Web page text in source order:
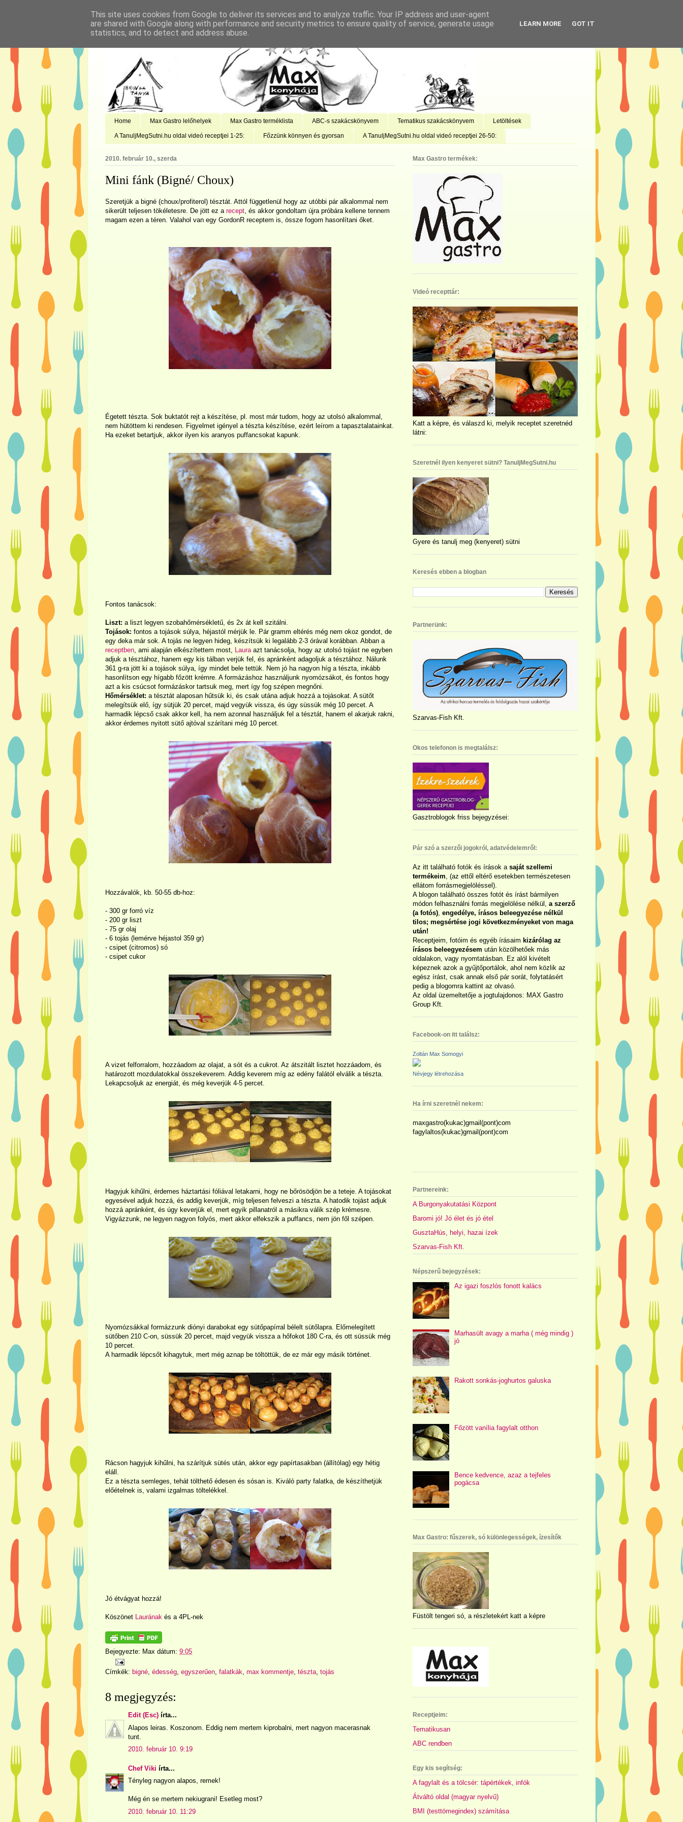
Home Max Gastro lelőhelyek Max Gastro terméklista ABC-s szakácskönyvem Tematikus szakácskönyvem Letöltések
A TanuljMegSutni.hu oldal videó receptjei 1-25: Főzzünk könnyen és gyorsan A TanuljMegSutni.hu oldal videó receptjei 26-50:
2010. február 10., szerda
Mini fánk (Bigné/ Choux)
Szeretjük a bigné (choux/profiterol) tésztát. Attól függetlenül hogy az utóbbi pár alkalommal nem
sikerült teljesen tökéletesre. De jött ez a recept , és akkor gondoltam újra próbára kellene tennem
magam ezen a téren. Valahol van egy GordonR receptem is, össze fogom hasonlítani őket.
Égetett tészta. Sok buktatót rejt a készítése, pl. most már tudom, hogy az utolsó alkalommal,
nem hütöttem ki rendesen. Figyelmet igényel a tészta készítése, ezért leírom a tapasztalatainkat.
Ha ezeket betartjuk, akkor ilyen kis aranyos puffancsokat kapunk.
Fontos tanácsok:
Liszt: a liszt legyen szobahőmérsékletű, és 2x át kell szitálni.
Tojások: fontos a tojások súlya, héjastól mérjük le. Pár gramm eltérés még nem okoz gondot, de
egy deka már sok. A tojás ne legyen hideg, készítsük ki legalább 2-3 órával korábban. Abban a
receptben , ami alapján elkészítettem most, Laura azt tanácsolja, hogy az utolsó tojást ne egyben
adjuk a tésztához, hanem egy kis tálban verjük fel, és apránként adagoljuk a tésztához. Nálunk
361 g-ra jött ki a tojások súlya, így mindet bele tettük. Nem jó ha nagyon híg a tészta, inkább
hasonlítson egy hígabb főzött krémre. A formázáshoz használjunk nyomózsákot, és fontos hogy
azt a kis csúcsot formázáskor tartsuk meg, mert így fog szépen megnőni.
Hőmérséklet: a tésztát alaposan hűtsük ki, és csak utána adjuk hozzá a tojásokat. A sütőt
melegítsük elő, így sütjük 20 percet, majd vegyük vissza, és úgy süssük még 10 percet. A
harmadik lépcső csak akkor kell, ha nem azonnal használjuk fel a tésztát, hanem el akarjuk rakni,
akkor érdemes nyitott sütő ajtóval szárítani még 10 percet.
Hozzávalók, kb. 50-55 db-hoz:
- 300 gr forró víz
- 200 gr liszt
- 75 gr olaj
- 6 tojás (lemérve héjastol 359 gr)
- csipet (citromos) só
- csipet cukor
A vizet felforralom, hozzáadom az olajat, a sót és a cukrot. Az átszitált lisztet hozzáadom, és
határozott mozdulatokkal összekeverem. Addig keverem míg az edény falától elválik a tészta.
Lekapcsoljuk az energiát, és még keverjük 4-5 percet.
Hagyjuk kihűlni, érdemes háztartási fóliával letakarni, hogy ne bőrösödjön be a teteje. A tojásokat
egyesével adjuk hozzá, és addig keverjük, míg teljesen felveszi a tészta. A hatodik tojást adjuk
hozzá apránként, és úgy keverjük el, mert egyik pillanatról a másikra válik szép krémesre.
Vigyázzunk, ne legyen nagyon folyós, mert akkor elfekszik a puffancs, nem jön fől szépen.
Nyomózsákkal formázzunk diónyi darabokat egy sütőpapírral bélelt sütőlapra. Előmelegített
sütőben 210 C-on, süssük 20 percet, majd vegyük vissza a hőfokot 180 C-ra, és ott süssük még
10 percet.
A harmadik lépcsőt kihagytuk, mert még aznap be töltöttük, de ez már egy másik történet.
Rácson hagyjuk kihűlni, ha szárítjuk sütés után, akkor egy papírtasakban (állítólag) egy hétig
eláll.
Ez a tészta semleges, tehát tölthető édesen és sósan is. Kiváló party falatka, de készíthetjük
előételnek is, valami izgalmas töltelékkel.
Jó étvágyat hozzá!
Köszönet Laurának és a 4PL-nek
Bejegyezte: Max dátum: 9:05
Címkék: bigné, édesség, egyszerűen, falatkák, max kommentje, tészta, tojás
8 megjegyzés:
Edit (Esc) írta...
Alapos leiras. Koszonom. Eddig nem mertem kiprobalni, mert nagyon macerasnak
tunt.
2010. február 10. 9:19
Chef Viki írta...
Tényleg nagyon alapos, remek!
Még én se mertem nekiugrani! Esetleg most?
2010. február 10. 11:29
Max Gastro termékek:
Videó recepttár:
Katt a képre, és válaszd ki, melyik receptet szeretnéd
látni:
Szeretnél ilyen kenyeret sütni? TanuljMegSutni.hu
Gyere és tanulj meg (kenyeret) sütni
Keresés ebben a blogban
Partnerünk:
Szarvas-Fish Kft.
Okos telefonon is megtalálsz:
Gasztroblogok friss bejegyzései:
Pár szó a szerzői jogokról, adatvédelemről:
Az itt található fotók és írások a saját szellemi
termékeim , (az ettől eltérő esetekben természetesen
ellátom forrásmegjelöléssel).
A blogon található összes fotót és írást bármilyen
módon felhasználni forrás megjelölése nélkül, a szerző
(a fotós) engedélye, írásos beleegyezése nélkül
tilos; megsértése jogi következményeket von maga
után!
Receptjeim, fotóim és egyéb írásaim kizárólag az
írásos beleegyezésem után közölhetőek más
oldalakon, vagy nyomtatásban. Ez alól kivételt
képeznek azok a gyűjtőportálok, ahol nem közlik az
egész írást, csak annak első pár sorát, folytatásért
pedig a blogomra kattint az olvasó.
Az oldal üzemeltetője a jogtulajdonos: MAX Gastro
Group Kft.
Facebook-on itt találsz:
Zoltán Max Somogyi
Névjegy létrehozása
Ha írni szeretnél nekem:
maxgastro(kukac)gmail(pont)com
fagylaltos(kukac)gmail(pont)com
Partnereink:
A Burgonyakutatási Központ
Baromi jó! Jó élet és jó étel
GusztaHús, helyi, hazai ízek
Szarvas-Fish Kft.
Népszerű bejegyzések:
Az igazi foszlós fonott kalács
Marhasült avagy a marha ( még mindig )
jó
Rakott sonkás-joghurtos galuska
Főzött vanília fagylalt otthon
Bence kedvence, azaz a tejfeles
pogácsa
Max Gastro: fűszerek, só különlegességek, ízesítők
Füstölt tengeri só, a részletekért katt a képre
Receptjeim:
Tematikusan
ABC rendben
Egy kis segítség:
A fagylalt és a tölcsér: tápértékek, infók
Átváltó oldal (magyar nyelvű)
BMI (testtömegindex) számítása
This site uses cookies from Google to deliver its services and to analyze traffic. Your IP address and user-agent
are shared with Google along with performance and security metrics to ensure quality of service, generate usage
statistics, and to detect and address abuse.
LEARN MORE GOT IT